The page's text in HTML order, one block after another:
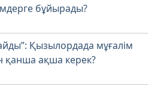
бұйырады?
Қызылордада мұғалім
қанша ақша керек?